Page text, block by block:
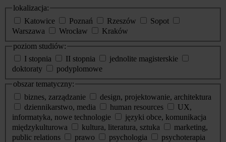
lokalizacja:
Katowice
Poznań Rzeszów
Sopot
Warszawa
Wrocław
Kraków
poziom studiów:
I stopnia
II stopnia
jednolite magisterskie
doktoraty
podyplomowe
obszar tematyczny:
biznes, zarządzanie
design, projektowanie, architektura
dziennikarstwo, media
human resources
UX,
informatyka, nowe technologie
języki obce, komunikacja
międzykulturowa
kultura, literatura, sztuka
marketing,
public relations
prawo psychologia
psychoterapia